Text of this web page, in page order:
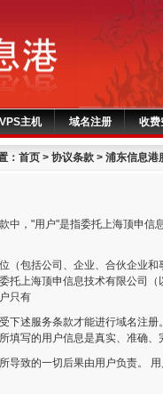
VPS主机 域名注册 收费
：首页 > 协议条款> 浦东信息港
中，"用户"是指委托上海顶申信
（包括公司、企业、合伙企业和
托上海顶申信息技术有限公司
只有
下述服务条款才能进行域名注册
填写的用户信息是真实、准确
导致的一切后果由用户负责。